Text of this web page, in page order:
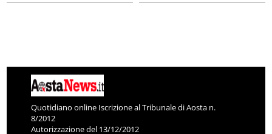
Quotidiano online Iscrizione al Tribunale di Aosta n.
8/2012
Autorizzazione del 13/12/2012